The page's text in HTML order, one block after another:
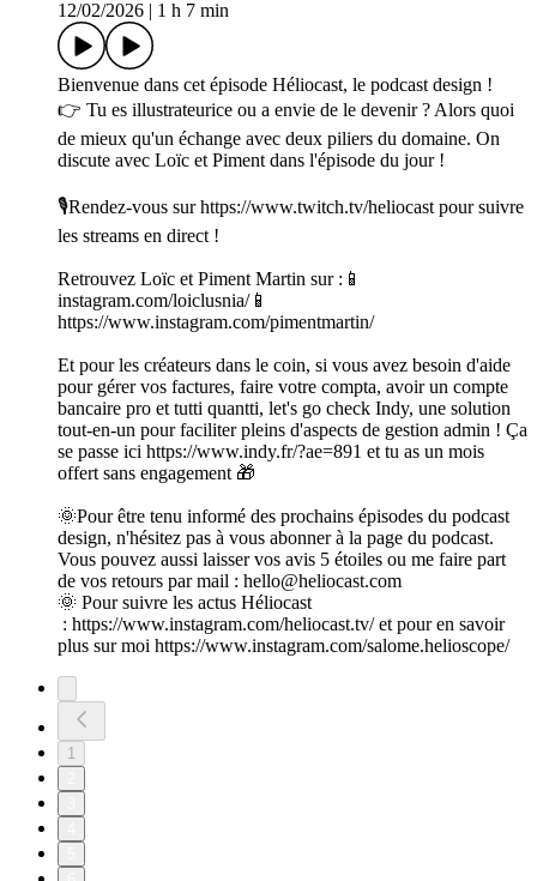
12/02/2026 1 h 7 min
Bienvenue dans cet épisode Héliocast, le podcast design !
👉 Tu es illustrateurice ou a envie de le devenir ? Alors quoi
de mieux qu'un échange avec deux piliers du domaine. On
discute avec Loïc et Piment dans l'épisode du jour !
🎙Rendez-vous sur ⁠⁠⁠⁠⁠⁠⁠⁠⁠⁠⁠⁠⁠⁠⁠⁠⁠⁠⁠⁠⁠⁠⁠https://www.twitch.tv/heliocast⁠⁠⁠⁠⁠⁠⁠⁠⁠⁠⁠⁠⁠⁠⁠⁠⁠⁠⁠⁠⁠⁠⁠ pour suivre
les streams en direct !
Retrouvez Loïc et Piment Martin sur :📱
instagram.com/loiclusnia/📱
https://www.instagram.com/pimentmartin/
Et pour les créateurs dans le coin, si vous avez besoin d'aide
pour gérer vos factures, faire votre compta, avoir un compte
bancaire pro et tutti quantti, let's go check Indy, une solution
tout-en-un pour faciliter pleins d'aspects de gestion admin ! Ça
se passe ici https://www.indy.fr/?ae=891 et tu as un mois
offert sans engagement 🎁
🌞Pour être tenu informé des prochains épisodes du podcast
design, n'hésitez pas à vous abonner à la page du podcast.
Vous pouvez aussi laisser vos avis 5 étoiles ou me faire part
de vos retours par mail : hello@heliocast.com
🌞 Pour suivre les actus Héliocast
: ⁠⁠⁠⁠⁠⁠⁠⁠⁠⁠⁠⁠⁠⁠⁠⁠⁠⁠⁠⁠⁠⁠⁠https://www.instagram.com/heliocast.tv/⁠⁠⁠⁠⁠⁠⁠⁠⁠⁠⁠⁠⁠⁠⁠⁠⁠⁠⁠⁠⁠⁠⁠ et pour en savoir
plus sur moi https://www.instagram.com/salome.helioscope/
1